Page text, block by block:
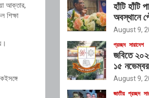
আক্তার,
শিক্ষা
হাঁটি
অবস্থানে
অতিরিক্ত
August 9,
প্রচ্ছদ সারাদেশ
জবিতে
১৫ নভেম্বর
August 9,
জাতীয় প্রচ্ছদ